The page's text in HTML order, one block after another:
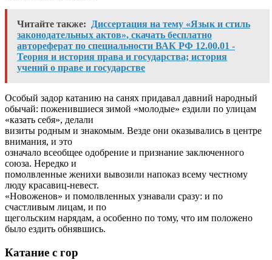
Читайте также: Диссертация на тему «Язык и стиль
законодательных актов», скачать бесплатно
автореферат по специальности ВАК РФ 12.00.01 -
Теория и история права и государства; история
учений о праве и государстве
Особый задор катанию на санях придавал давний народный
обычай: поженившиеся зимой «молодые» ездили по улицам
«казать себя», делали
визиты родным и знакомым. Везде они оказывались в центре
внимания, и это
означало всеобщее одобрение и признание заключенного
союза. Нередко и
помолвленные женихи вывозили напоказ всему честному
люду красавиц-невест.
«Новоженов» и помолвленных узнавали сразу: и по
счастливым лицам, и по
щегольским нарядам, а особенно по тому, что им положено
было ездить обнявшись.
Катание с гор